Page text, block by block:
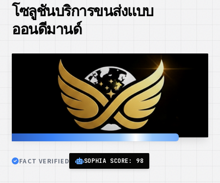
โซลูชันบริการขนส่งแบบ
ออนดีมานด์
FACT VERIFIED SOPHIA SCORE: 98